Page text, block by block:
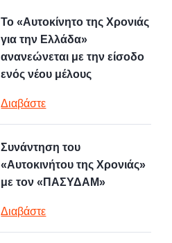
Το «Αυτοκίνητο της Χρονιάς
για την Ελλάδα»
ανανεώνεται με την είσοδο
ενός νέου μέλους
Διαβάστε
Συνάντηση του
«Αυτοκινήτου της Χρονιάς»
με τον «ΠΑΣΥΔΑΜ»
Διαβάστε